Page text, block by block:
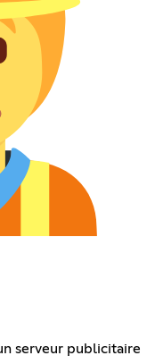
serveur publicitaire